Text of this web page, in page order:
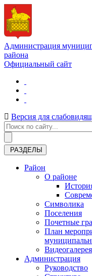
Администрация
района
Официальный сайт
Версия для
РАЗДЕЛЫ
Район
О районе
Символика
Поселения
Почетные
План
Видеогалерея
Администрация
Руководство